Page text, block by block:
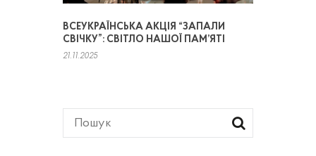
ВСЕУКРАЇНСЬКА АКЦІЯ “ЗАПАЛИ
СВІЧКУ”: СВІТЛО НАШОЇ ПАМ’ЯТІ
21.11.2025